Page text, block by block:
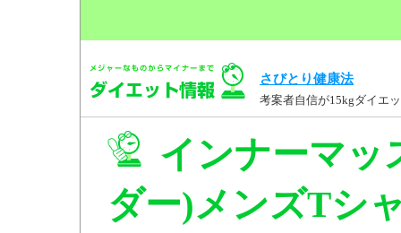
さびとり健康法
考案者自信が15kgダイエ
インナーマッ
ダー)メンズTシ